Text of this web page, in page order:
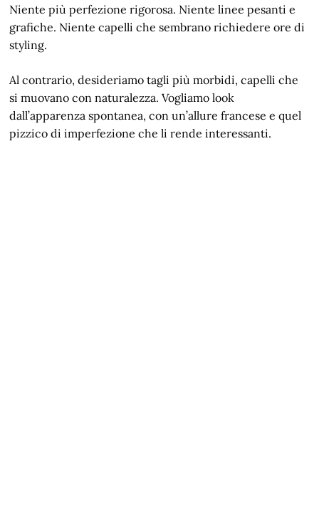
Niente più perfezione rigorosa. Niente linee pesanti e
grafiche. Niente capelli che sembrano richiedere ore di
styling.
Al contrario, desideriamo tagli più morbidi, capelli che
si muovano con naturalezza. Vogliamo look
dall’apparenza spontanea, con un’allure francese e quel
pizzico di imperfezione che li rende interessanti.